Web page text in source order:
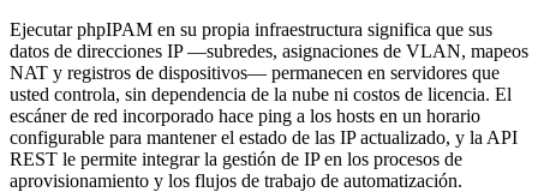
Ejecutar phpIPAM en su propia infraestructura significa que sus
datos de direcciones IP —subredes, asignaciones de VLAN, mapeos
NAT y registros de dispositivos— permanecen en servidores que
usted controla, sin dependencia de la nube ni costos de licencia. El
escáner de red incorporado hace ping a los hosts en un horario
configurable para mantener el estado de las IP actualizado, y la API
REST le permite integrar la gestión de IP en los procesos de
aprovisionamiento y los flujos de trabajo de automatización.